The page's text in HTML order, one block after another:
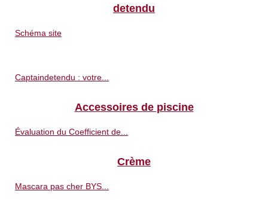
detendu
Schéma site
Captaindetendu : votre...
Accessoires de piscine
Évaluation du Coefficient de...
Crème
Mascara pas cher BYS...